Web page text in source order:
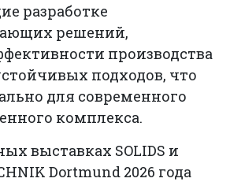
разработке
решений,
производства
подходов, что
для современного
комплекса.
выставках SOLIDS и
Dortmund 2026 года